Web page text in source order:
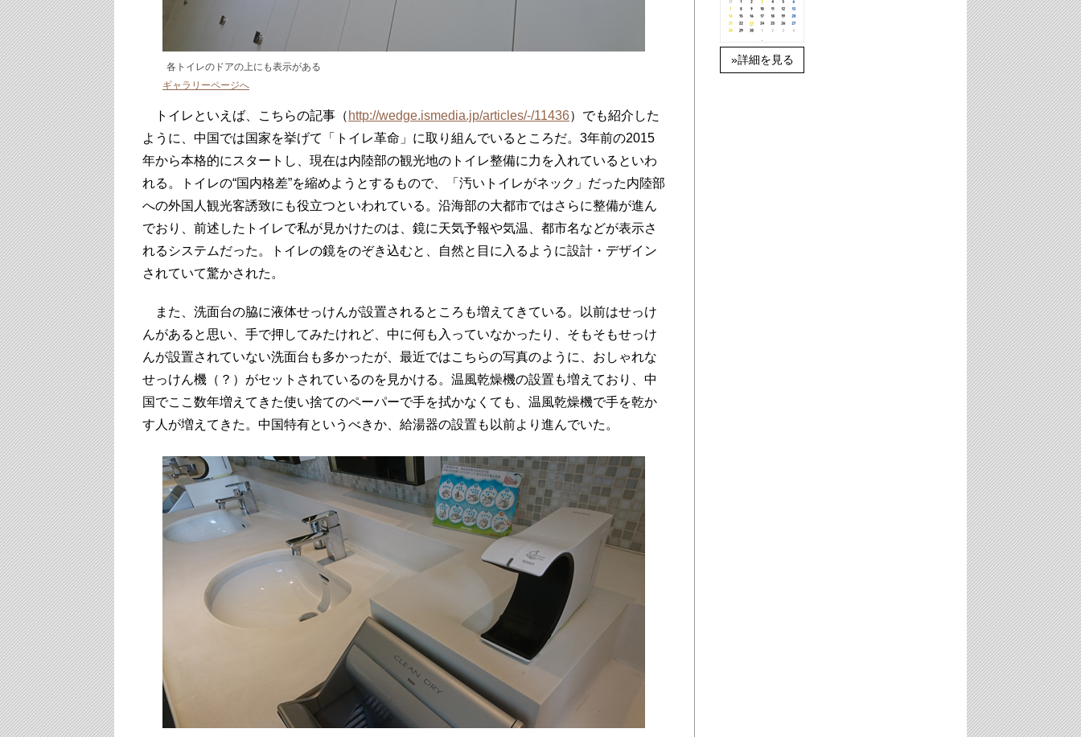
各トイレのドアの上にも表示がある
ギャラリーページへ
トイレといえば、こちらの記事（ http://wedge.ismedia.jp/articles/-/11436）でも紹介した
ように、中国では国家を挙げて「トイレ革命」に取り組んでいるところだ。3年前の2015
年から本格的にスタートし、現在は内陸部の観光地のトイレ整備に力を入れているといわ
れる。トイレの“国内格差”を縮めようとするもので、「汚いトイレがネック」だった内陸部
への外国人観光客誘致にも役立つといわれている。沿海部の大都市ではさらに整備が進ん
でおり、前述したトイレで私が見かけたのは、鏡に天気予報や気温、都市名などが表示さ
れるシステムだった。トイレの鏡をのぞき込むと、自然と目に入るように設計・デザイン
されていて驚かされた。
また、洗面台の脇に液体せっけんが設置されるところも増えてきている。以前はせっけ
んがあると思い、手で押してみたけれど、中に何も入っていなかったり、そもそもせっけ
んが設置されていない洗面台も多かったが、最近ではこちらの写真のように、おしゃれな
せっけん機（？）がセットされているのを見かける。温風乾燥機の設置も増えており、中
国でここ数年増えてきた使い捨てのペーパーで手を拭かなくても、温風乾燥機で手を乾か
す人が増えてきた。中国特有というべきか、給湯器の設置も以前より進んでいた。
»詳細を見る